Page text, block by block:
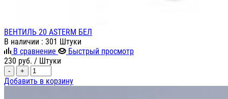
ВЕНТИЛЬ 20 ASTERM БЕЛ
В наличии : 301 Штуки
В сравнение
Быстрый просмотр
230 руб. / Штуки
- +
Добавить в корзину